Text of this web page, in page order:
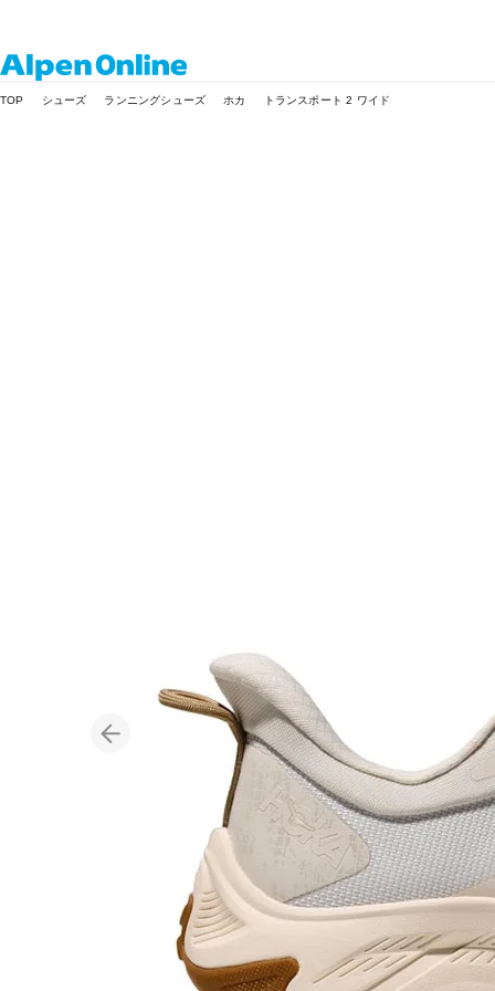
Online
TOP シューズ ランニングシューズ ホカ トランスポート 2 ワイド